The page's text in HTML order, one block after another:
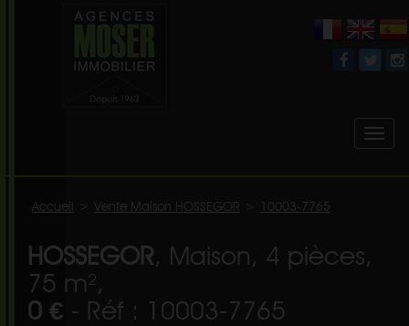
Accueil Vente Maison HOSSEGOR 10003-7765
HOSSEGOR, Maison, 4 pièces,
75 m²,
0 € - Réf : 10003-7765